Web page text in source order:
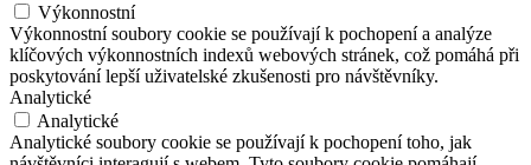
Výkonnostní
Výkonnostní soubory cookie se používají k pochopení a analýze
klíčových výkonnostních indexů webových stránek, což pomáhá při
poskytování lepší uživatelské zkušenosti pro návštěvníky.
Analytické
Analytické
Analytické soubory cookie se používají k pochopení toho, jak